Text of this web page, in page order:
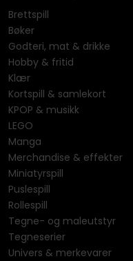
Brettspill
Bøker
Godteri, mat & drikke
Hobby & fritid
Klær
Kortspill & samlekort
KPOP & musikk
LEGO
Manga
Merchandise & effekter
Miniatyrspill
Puslespill
Rollespill
Tegne- og maleutstyr
Tegneserier
Univers & merkevarer